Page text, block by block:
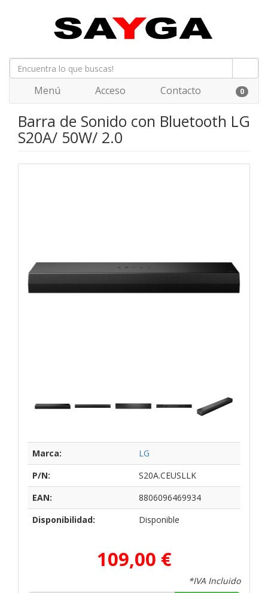
Menú Acceso Contacto 0
Barra de Sonido con Bluetooth LG
S20A/ 50W/ 2.0
Marca:
LG
P/N:
S20A.CEUSLLK
EAN:
8806096469934
Disponibilidad:
Disponible
109,00 €
*IVA Incluido